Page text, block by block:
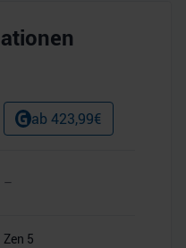
ab 423,99€
–
Zen 5